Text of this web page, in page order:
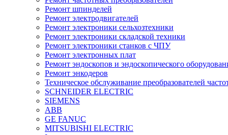
Ремонт шпинделей
Ремонт электродвигателей
Ремонт электроники сельхозтехники
Ремонт электроники складской техники
Ремонт электроники станков с ЧПУ
Ремонт электронных плат
Ремонт эндоскопов и эндоскопического
Ремонт энкодеров
Техническое обслуживание преобразователей
SCHNEIDER ELECTRIC
SIEMENS
ABB
GE FANUC
MITSUBISHI ELECTRIC